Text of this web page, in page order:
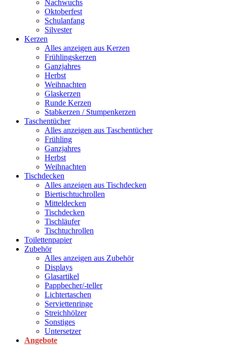
Nachwuchs
Oktoberfest
Schulanfang
Silvester
Kerzen
Alles anzeigen aus Kerzen
Frühlingskerzen
Ganzjahres
Herbst
Weihnachten
Glaskerzen
Runde Kerzen
Stabkerzen / Stumpenkerzen
Taschentücher
Alles anzeigen aus Taschentücher
Frühling
Ganzjahres
Herbst
Weihnachten
Tischdecken
Alles anzeigen aus Tischdecken
Biertischtuchrollen
Mitteldecken
Tischdecken
Tischläufer
Tischtuchrollen
Toilettenpapier
Zubehör
Alles anzeigen aus Zubehör
Displays
Glasartikel
Pappbecher/-teller
Lichtertaschen
Serviettenringe
Streichhölzer
Sonstiges
Untersetzer
Angebote